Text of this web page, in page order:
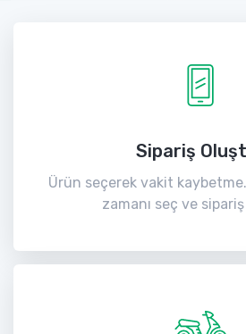
Sipariş
Ürün seçerek vakit
zamanı seç ve